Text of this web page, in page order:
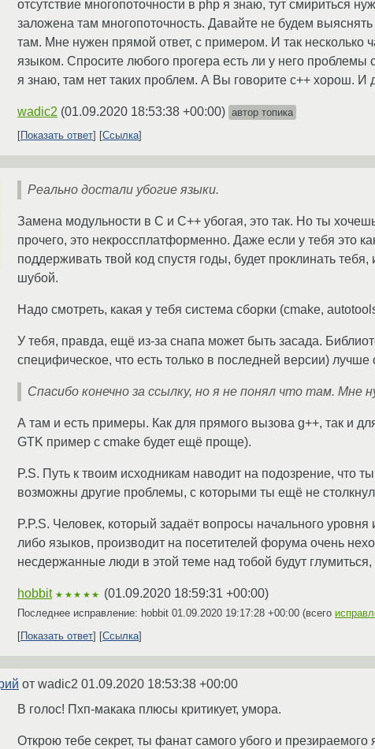
отсутствие многопоточности в php я знаю, тут смириться
заложена там многопоточность. Давайте не будем
там. Мне нужен прямой ответ, с примером. И так несколько
языком. Спросите любого прогера есть ли у него проблемы
я знаю, там нет таких проблем. А Вы говорите с++ хорош. И
wadic2 (01.09.2020 18:53:38 +00:00) автор топика
Показать ответ
Ссылка
Реально достали убогие языки.
Замена модульности в C и C++ убогая, это так. Но ты
прочего, это некроссплатформенно. Даже если у тебя это
поддерживать твой код спустя годы, будет проклинать
шубой.
Надо смотреть, какая у тебя система сборки (cmake,
У тебя, правда, ещё из-за снапа может быть засада.
специфическое, что есть только в последней версии) лучше
Спасибо конечно за ссылку, но я не понял что там. Мне
А там и есть примеры. Как для прямого вызова g++, так и
GTK пример с cmake будет ещё проще).
P.S. Путь к твоим исходникам наводит на подозрение, что
возможны другие проблемы, с которыми ты ещё не
P.P.S. Человек, который задаёт вопросы начального
либо языков, производит на посетителей форума очень
несдержанные люди в этой теме над тобой будут
hobbit ★★★★★ (01.09.2020 18:59:31 +00:00)
Последнее исправление: hobbit 01.09.2020 19:17:28 +00:00 (всего
Показать ответ
Ссылка
от wadic2 01.09.2020 18:53:38 +00:00
В голос! Пхп-макака плюсы критикует, умора.
Открою тебе секрет, ты фанат самого убого и презираемого